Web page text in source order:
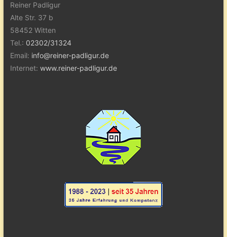
Reiner Padligur
Alte Str. 37 b
58452 Witten
Tel.: 02302/31324
Email: info@reiner-padligur.de
Internet: www.reiner-padligur.de